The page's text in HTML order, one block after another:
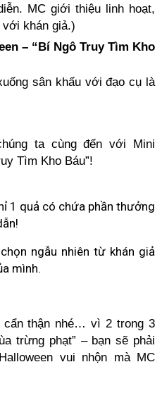
MC giới thiệu linh hoạt,
khán giả.)
– “Bí Ngô Truy Tìm Kho
sân khấu với đạo cụ là
ta cùng đến với Mini
Tìm Kho Báu”!
1 quả có chứa phần thưởng
ngẫu nhiên từ khán giả
mình.
cẩn thận nhé… vì 2 trong 3
trừng phạt” – bạn sẽ phải
vui nhộn mà MC